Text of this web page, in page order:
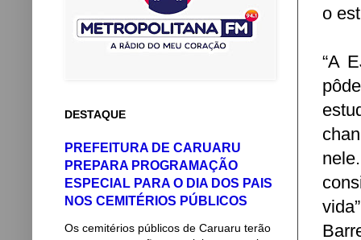
o
“A
DESTAQUE
PREFEITURA DE CARUARU
PREPARA PROGRAMAÇÃO
ESPECIAL PARA O DIA DOS PAIS
NOS CEMITÉRIOS PÚBLICOS
Os cemitérios públicos de Caruaru terão